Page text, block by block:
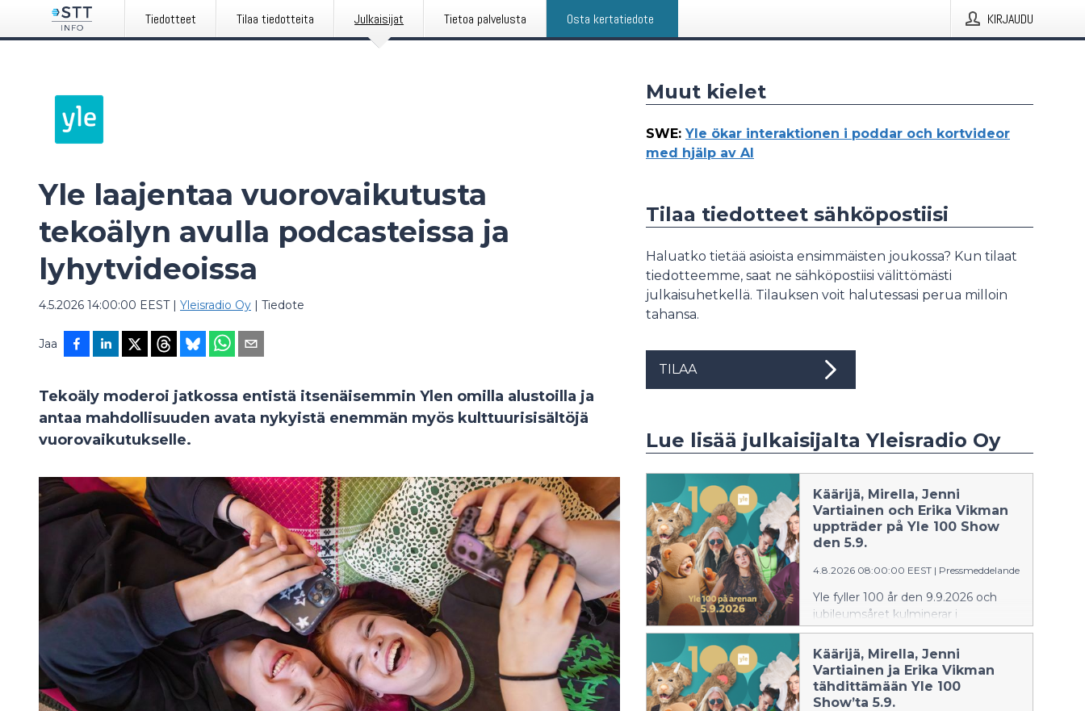
Tiedotteet Tilaa tiedotteita Julkaisijat Tietoa palvelusta Osta kertatiedote KIRJAUDU
Yle laajentaa vuorovaikutusta
tekoälyn avulla podcasteissa ja
lyhytvideoissa
4.5.2026 14:00:00 EEST| Yleisradio Oy | Tiedote
Jaa
Tekoäly moderoi jatkossa entistä itsenäisemmin Ylen omilla alustoilla ja
antaa mahdollisuuden avata nykyistä enemmän myös kulttuurisisältöjä
vuorovaikutukselle.
Muut kielet
SWE: Yle ökar interaktionen i poddar och kortvideor
med hjälp av AI
Tilaa tiedotteet sähköpostiisi
Haluatko tietää asioista ensimmäisten joukossa? Kun tilaat
tiedotteemme, saat ne sähköpostiisi välittömästi
julkaisuhetkellä. Tilauksen voit halutessasi perua milloin
tahansa.
TILAA
Lue lisää julkaisijalta Yleisradio Oy
Käärijä, Mirella, Jenni
Vartiainen och Erika Vikman
uppträder på Yle 100 Show
den 5.9.
4.8.2026 08:00:00 EEST | Pressmeddelande
Yle fyller 100 år den 9.9.2026 och
jubileumsåret kulminerar i
evenemanget Yle 100 på arenan
som arrangeras på Helsingfors arena
(Veikkaus Arena) lördagen den 5.9.
Besökarna kan se fram emot skoj för
barnen, bekanta Yle-ansikten, tv-
Käärijä, Mirella, Jenni
Vartiainen ja Erika Vikman
tähdittämään Yle 100
Show’ta 5.9.